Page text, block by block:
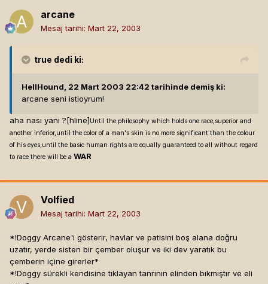
arcane
Mesaj tarihi: Mart 22, 2003
true dedi ki:
HellHound, 22 Mart 2003 22:42 tarihinde demiş ki:
arcane seni istioyrum!
aha nası yani ?[hline]Until the philosophy which holds one race,superior and
another inferior,until the color of a man's skin is no more significant than the colour
of his eyes,until the basic human rights are equally guaranteed to all without regard
to race there will be a WAR
Volfied
Mesaj tarihi: Mart 22, 2003
*!Doggy Arcane'i gösterir, havlar ve patisini boş alana doğru
uzatır, yerde sisten bir çember oluşur ve iki dev yaratık bu
çemberin içine girerler*
*!Doggy sürekli kendisine tıklayan tanrının elinden bıkmıştır ve eli